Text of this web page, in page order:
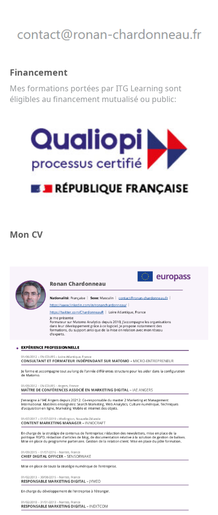
Financement
Mes formations portées par ITG Learning sont
éligibles au financement mutualisé ou public:
Mon CV